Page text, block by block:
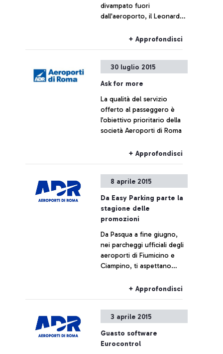
divampato fuori
dall'aeroporto, il Leonardo
normalità+ Approfondisci
30 luglio 2015
Ask for more
La qualità del servizio
offerto al passeggero è
l’obiettivo prioritario della
società Aeroporti di Roma
+ Approfondisci
8 aprile 2015
Da Easy Parking parte la
stagione delle
promozioni
Da Pasqua a fine giugno,
nei parcheggi ufficiali degli
aeroporti di Fiumicino e
Ciampino, ti aspettano
faranno decollare ancora
prima del volo.
+ Approfondisci
3 aprile 2015
Guasto software
Eurocontrol